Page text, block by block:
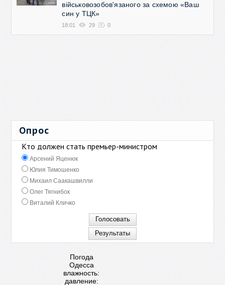
військовозобов'язаного за схемою «Ваш
син у ТЦК»
18:01 29 0
Опрос
Кто должен стать премьер-министром
Арсений Яценюк
Юлия Тимошенко
Михаил Саакашвилли
Олег Тягнибок
Виталий Кличко
Погода
Одесса
влажность:
давление: